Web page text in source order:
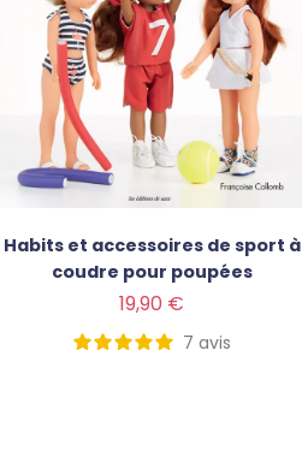
Habits et accessoires de sport à
coudre pour poupées
19,90 €
7 avis